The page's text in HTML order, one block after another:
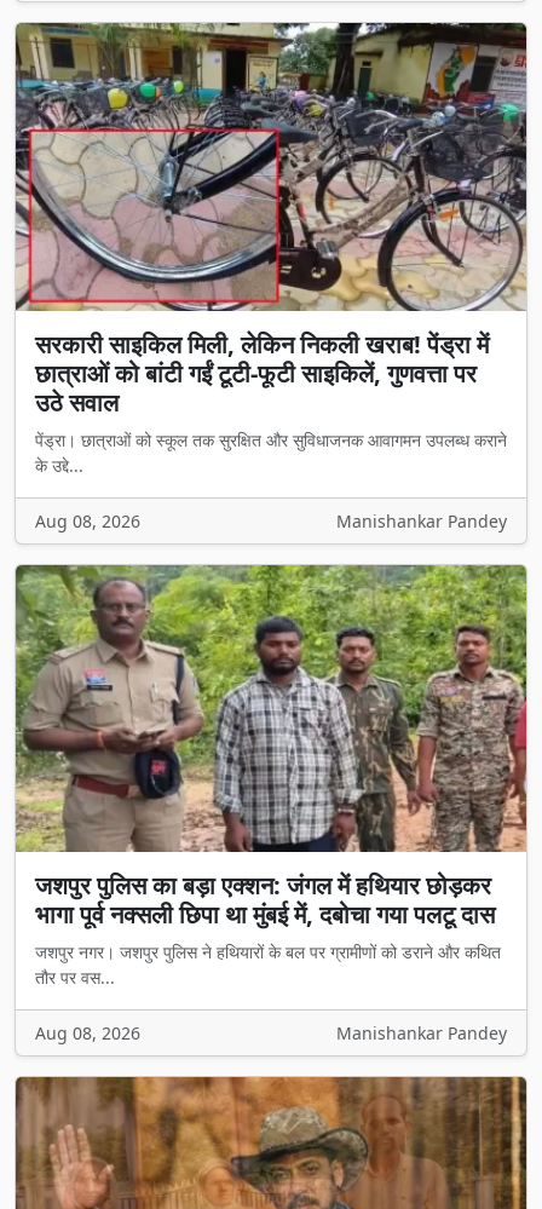
सरकारी साइकिल मिली, लेकिन निकली खराब! पेंड्रा में
छात्राओं को बांटी गईं टूटी-फूटी साइकिलें, गुणवत्ता पर
उठे सवाल
पेंड्रा। छात्राओं को स्कूल तक सुरक्षित और सुविधाजनक आवागमन उपलब्ध कराने
के उद्दे...
Aug 08, 2026 Manishankar Pandey
जशपुर पुलिस का बड़ा एक्शन: जंगल में हथियार छोड़कर
भागा पूर्व नक्सली छिपा था मुंबई में, दबोचा गया पलटू दास
जशपुर नगर। जशपुर पुलिस ने हथियारों के बल पर ग्रामीणों को डराने और कथित
तौर पर वस...
Aug 08, 2026 Manishankar Pandey